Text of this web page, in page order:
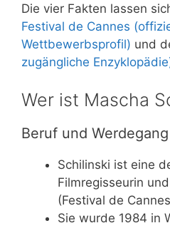
Die vier Fakten lassen
Festival de Cannes
Wettbewerbsprofil) und
zugängliche
Wer ist Mascha
Beruf und Werdegang
Schilinski ist eine
Filmregisseurin
(Festival de
Sie wurde 1984 in